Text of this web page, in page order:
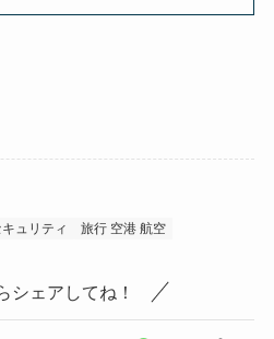
ュリティ 旅行 空港 航空
シェアしてね！